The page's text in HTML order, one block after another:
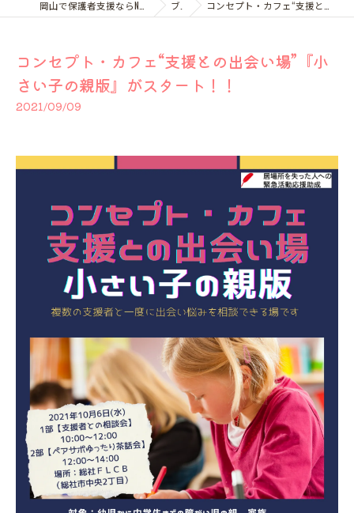
ブログ コンセプト・カフェ“支援との出会い場”『小さい子の親版』がスタート！！
コンセプト・カフェ“支援との出会い場”『小
さい子の親版』がスタート！！
2021/09/09